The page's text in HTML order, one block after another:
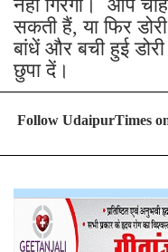
नहीं गिरेगा। आप
सकती हैं, या फिर
बांधें और बची हुई
छुपा दें।
Follow UdaipurTimes